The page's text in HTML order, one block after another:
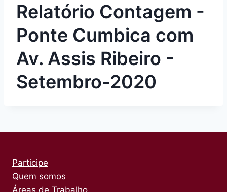
Relatório Contagem -
Ponte Cumbica com
Av. Assis Ribeiro -
Setembro-2020
Participe
Quem somos
Áreas de Trabalho